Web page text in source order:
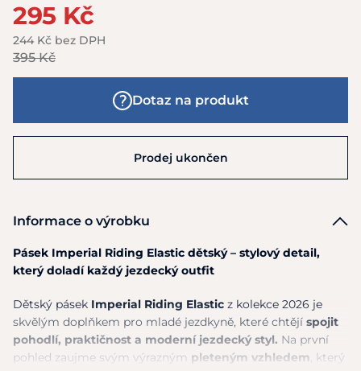
295 Kč
244 Kč bez DPH
395 Kč
Dotaz na produkt
Prodej ukončen
Informace o výrobku
Pásek Imperial Riding Elastic dětský – stylový detail,
který doladí každý jezdecký outfit
Dětský pásek Imperial Riding Elastic z kolekce 2026 je
skvělým doplňkem pro mladé jezdkyně, které chtějí spojit
pohodlí, praktičnost a moderní jezdecký styl. Na první
pohled zaujme svým výrazným pleteným vzhledem, který